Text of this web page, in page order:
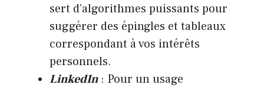
sert d’algorithmes puissants pour
suggérer des épingles et tableaux
correspondant à vos intérêts
personnels.
LinkedIn: Pour un usage